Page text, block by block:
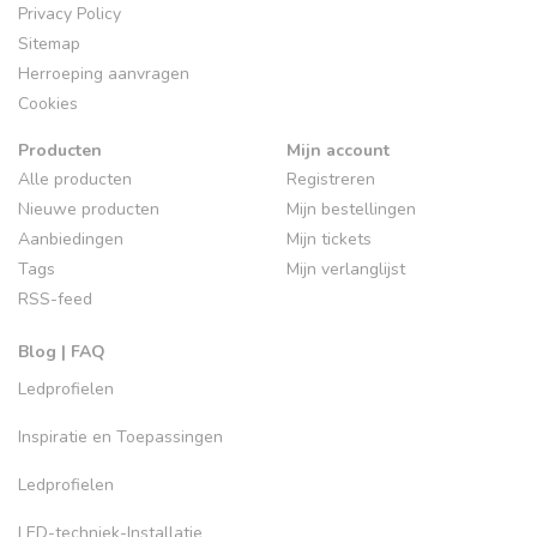
Privacy Policy
Sitemap
Herroeping aanvragen
Cookies
Producten
Alle producten
Nieuwe producten
Aanbiedingen
Tags
RSS-feed
Blog | FAQ
Ledprofielen
Inspiratie en Toepassingen
Ledprofielen
Mijn account
Registreren
Mijn bestellingen
Mijn tickets
Mijn verlanglijst